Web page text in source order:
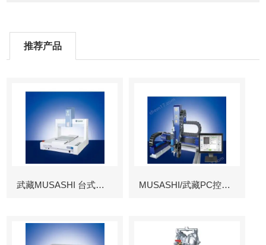
推荐产品
武藏MUSASHI 台式涂布机械臂 MUSASHI/武藏PC控制图像识别机械臂